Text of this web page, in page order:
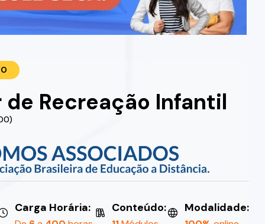
Recreação Infantil
Carga Horária: Conteúdo: Modalidade: